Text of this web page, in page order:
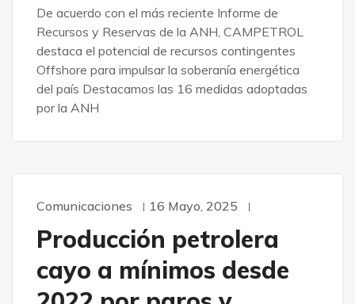
De acuerdo con el más reciente Informe de
Recursos y Reservas de la ANH, CAMPETROL
destaca el potencial de recursos contingentes
Offshore para impulsar la soberanía energética
del país Destacamos las 16 medidas adoptadas
por la ANH
Comunicaciones 16 Mayo, 2025
Producción petrolera
cayo a mínimos desde